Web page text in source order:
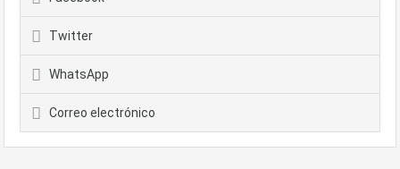
Twitter
WhatsApp
Correo electrónico